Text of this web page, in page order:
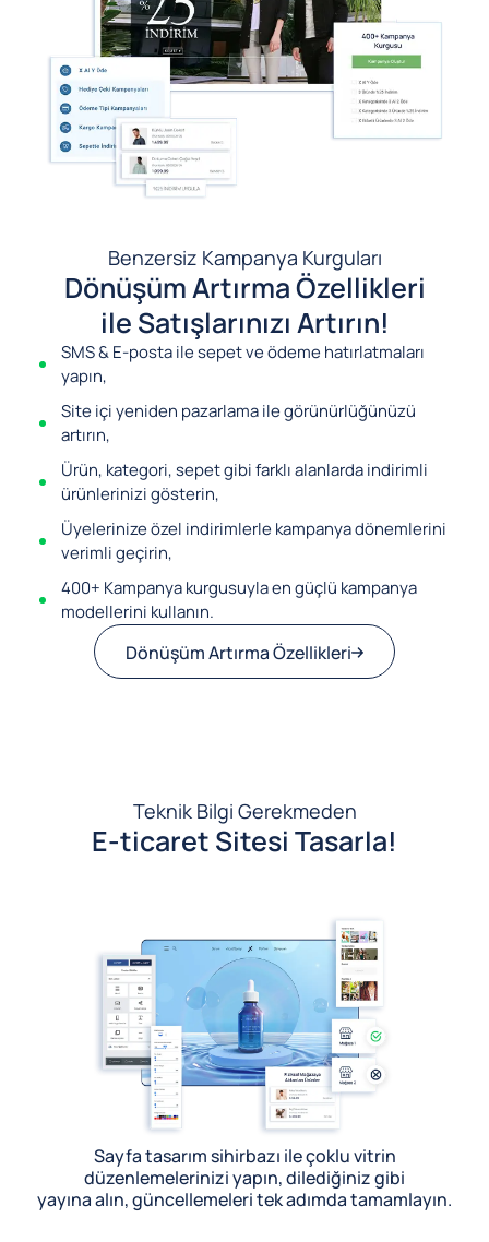
Benzersiz Kampanya Kurguları
Dönüşüm Artırma Özellikleri
ile Satışlarınızı Artırın!
SMS & E-posta ile sepet ve ödeme hatırlatmaları
yapın,
Site içi yeniden pazarlama ile görünürlüğünüzü
artırın,
Ürün, kategori, sepet gibi farklı alanlarda indirimli
ürünlerinizi gösterin,
Üyelerinize özel indirimlerle kampanya dönemlerini
verimli geçirin,
400+ Kampanya kurgusuyla en güçlü kampanya
modellerini kullanın.
Dönüşüm Artırma Özellikleri
Teknik Bilgi Gerekmeden
E-ticaret Sitesi Tasarla!
Sayfa tasarım sihirbazı ile çoklu vitrin
düzenlemelerinizi yapın, dilediğiniz gibi
yayına alın, güncellemeleri tek adımda tamamlayın.